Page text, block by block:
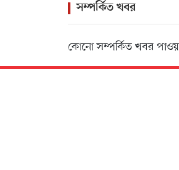
সম্পর্কিত খবর
কোনো সম্পর্কিত খবর